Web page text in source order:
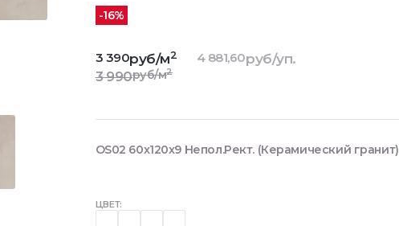
ЦВЕТ:
-16%
3 390руб/м2
3 990руб/м2
4 881,60руб/уп.
OS02 60x120x9 Непол.Рект. (Керамический гранит)